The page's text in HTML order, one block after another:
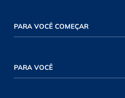
PARA VOCÊ COMEÇAR
PARA VOCÊ